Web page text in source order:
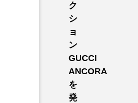
ク
シ
ョ
ン
GUCCI
ANCORA
を
発